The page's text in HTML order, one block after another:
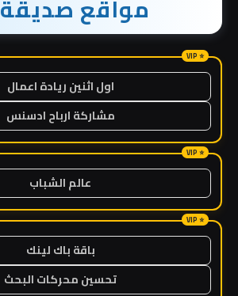
مواقع صديقة
اول اثنين ريادة اعمال
مشاركة ارباح ادسنس
عالم الشباب
باقة باك لينك
تحسين محركات البحث